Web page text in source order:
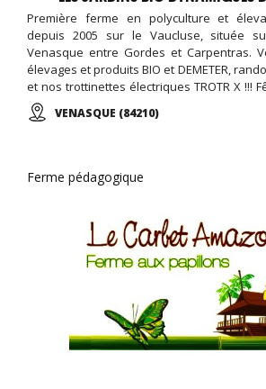
Première ferme en polyculture et
depuis 2005 sur le Vaucluse, située
Venasque entre Gordes et Carpentras.
élevages et produits BIO et DEMETER,
et nos trottinettes électriques TROTR X !!!
à la ferme c'est possible, c'est à Venasque
VENASQUE (84210)
Ferme pédagogique